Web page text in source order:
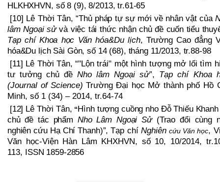
HLKHXHVN, số 8 (9), 8/2013, tr.61-65
[10] Lê Thời Tân, “Thủ pháp tự sự mới về nhân vật của
lâm Ngoại sửvà việc tái thức nhận chủ đề cuốn tiểu
Tạp chí Khoa học Văn hóa&Du lịch, Trường Cao đẳng
hóa&Du lịch Sài Gòn, số 14 (68), tháng 11/2013, tr.88-98
[11] Lê Thời Tân, “"Lộn trái" một hình tượng mở lối tìm
tư tưởng chủ đềNho lâm Ngoại sử”, Tạp chí Khoa
(Journal of Science) Trường Đại học Mở thành phố Hồ
Minh, số 1 (34) – 2014, tr.64-74
[12] Lê Thời Tân, “Hình tượng cuồng nho Đỗ Thiếu
chủ đề tác phẩm Nho Lâm Ngoại Sử(Trao đổi cùng
nghiên cứu Hạ Chí Thanh)”, Tạp chíNghiêncứu Vănhọc,
Văn học-ViệnHàn Lâm KHXHVN, số 10, 10/2014, tr.1
113, ISSN 1859-2856